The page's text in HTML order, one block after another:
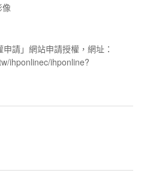
請」網站申請授權，網址：
ihponlinec/ihponline?